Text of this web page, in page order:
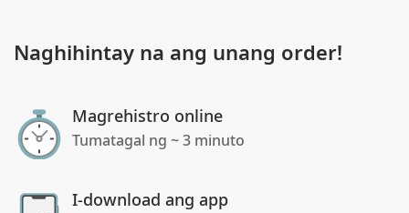
Naghihintay na ang unang order!
Magrehistro online
Tumatagal ng ~ 3 minuto
I-download ang app